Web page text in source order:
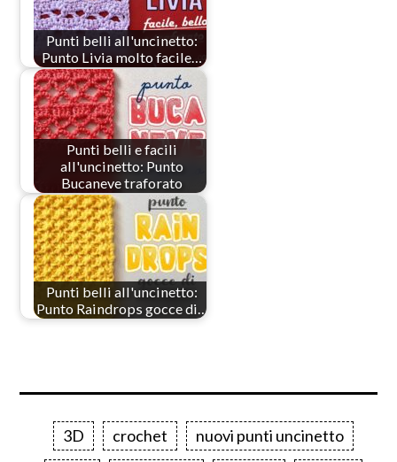
Punti belli all'uncinetto:
Punto Livia molto facile…
Punti belli e facili
all'uncinetto: Punto
Bucaneve traforato
Punti belli all'uncinetto:
Punto Raindrops gocce di…
3D crochet
nuovi punti uncinetto